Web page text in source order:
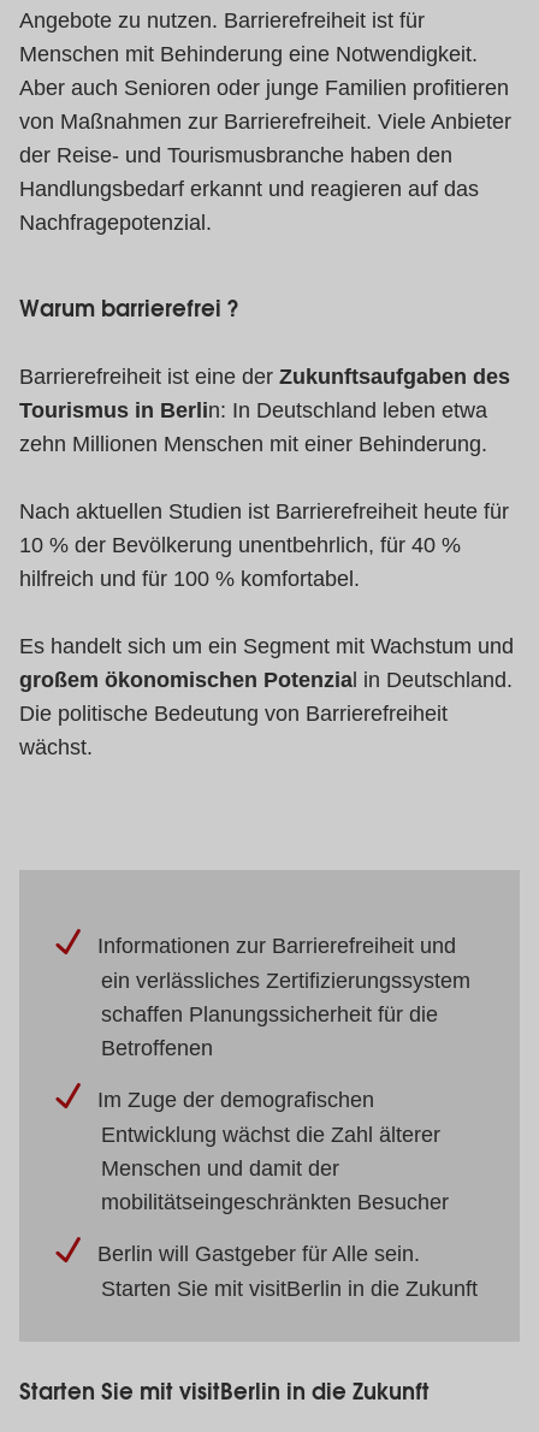
Angebote zu nutzen. Barrierefreiheit ist für
Menschen mit Behinderung eine Notwendigkeit.
Aber auch Senioren oder junge Familien profitieren
von Maßnahmen zur Barrierefreiheit. Viele Anbieter
der Reise- und Tourismusbranche haben den
Handlungsbedarf erkannt und reagieren auf das
Nachfragepotenzial.
Warum barrierefrei ?
Barrierefreiheit ist eine der Zukunftsaufgaben des
Tourismus in Berlin: In Deutschland leben etwa
zehn Millionen Menschen mit einer Behinderung.
Nach aktuellen Studien ist Barrierefreiheit heute für
10 % der Bevölkerung unentbehrlich, für 40 %
hilfreich und für 100 % komfortabel.
Es handelt sich um ein Segment mit Wachstum und
großem ökonomischen Potenzia l in Deutschland.
Die politische Bedeutung von Barrierefreiheit
wächst.
Informationen zur Barrierefreiheit und
ein verlässliches Zertifizierungssystem
schaffen Planungssicherheit für die
Betroffenen
Im Zuge der demografischen
Entwicklung wächst die Zahl älterer
Menschen und damit der
mobilitätseingeschränkten Besucher
Berlin will Gastgeber für Alle sein.
Starten Sie mit visitBerlin in die Zukunft
Starten Sie mit visitBerlin in die Zukunft